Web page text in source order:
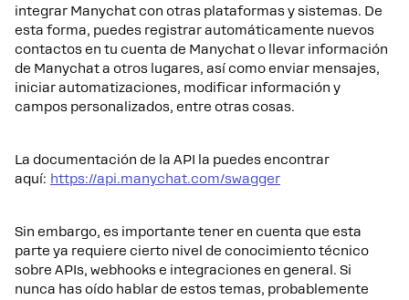
integrar Manychat con otras plataformas y sistemas. De
esta forma, puedes registrar automáticamente nuevos
contactos en tu cuenta de Manychat o llevar información
de Manychat a otros lugares, así como enviar mensajes,
iniciar automatizaciones, modificar información y
campos personalizados, entre otras cosas.
La documentación de la API la puedes encontrar
aquí: https://api.manychat.com/swagger
Sin embargo, es importante tener en cuenta que esta
parte ya requiere cierto nivel de conocimiento técnico
sobre APIs, webhooks e integraciones en general. Si
nunca has oído hablar de estos temas, probablemente